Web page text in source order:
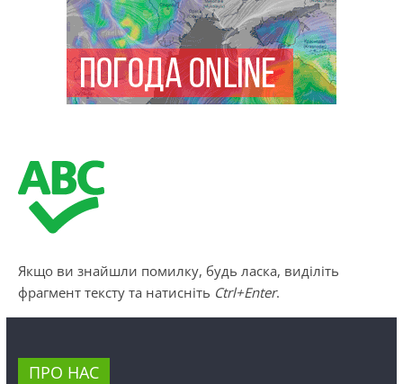
Якщо ви знайшли помилку, будь ласка, виділіть
фрагмент тексту та натисніть Ctrl+Enter.
ПРО НАС